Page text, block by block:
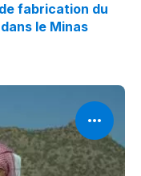
fabrication du
le Minas